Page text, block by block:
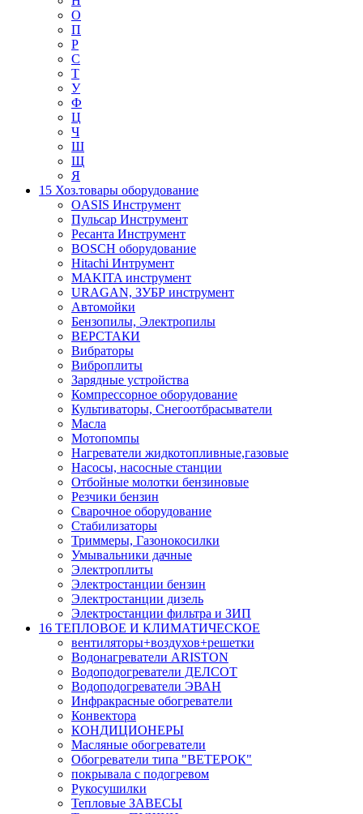
О
П
Р
С
Т
У
Ф
Ц
Ч
Ш
Щ
Я
15 Хоз.товары оборудование
OASIS Инструмент
Пульсар Инструмент
Ресанта Инструмент
BOSCH оборудование
Hitachi Интрумент
MAKITA инструмент
URAGAN, ЗУБР инструмент
Автомойки
Бензопилы, Электропилы
ВЕРСТАКИ
Вибраторы
Виброплиты
Зарядные устройства
Компрессорное оборудование
Культиваторы, Снегоотбрасыватели
Масла
Мотопомпы
Нагреватели жидкотопливные,газовые
Насосы, насосные станции
Отбойные молотки бензиновые
Резчики бензин
Сварочное оборудование
Стабилизаторы
Триммеры, Газонокосилки
Умывальники дачные
Электроплиты
Электростанции бензин
Электростанции дизель
Электростанции фильтра и ЗИП
16 ТЕПЛОВОЕ И КЛИМАТИЧЕСКОЕ
вентиляторы+воздухов+решетки
Водонагреватели ARISTON
Водоподогреватели ДЕЛСОТ
Водоподогреватели ЭВАН
Инфракрасные обогреватели
Конвектора
КОНДИЦИОНЕРЫ
Масляные обогреватели
Обогреватели типа "ВЕТЕРОК"
покрывала с подогревом
Рукосушилки
Тепловые ЗАВЕСЫ